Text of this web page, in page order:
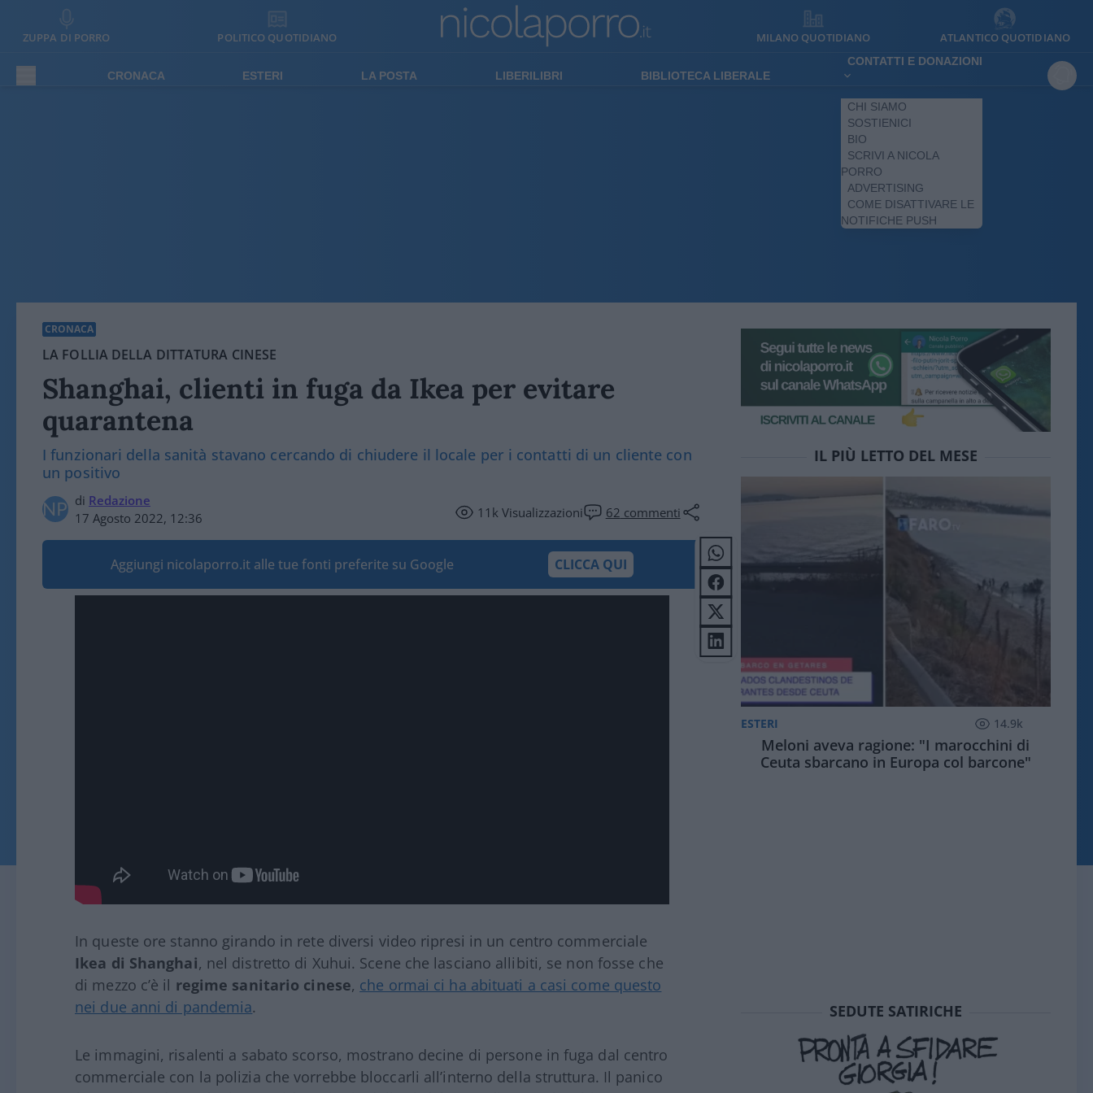
ZUPPA DI PORRO POLITICO QUOTIDIANO MILANO QUOTIDIANO ATLANTICO QUOTIDIANO
CRONACA ESTERI LA POSTA LIBERILIBRI BIBLIOTECA LIBERALE
CONTATTI E DONAZIONI
CHI SIAMO
SOSTIENICI
BIO
SCRIVI A NICOLA
PORRO
ADVERTISING
COME DISATTIVARE LE
NOTIFICHE PUSH
CRONACA
LA FOLLIA DELLA DITTATURA CINESE
Shanghai, clienti in fuga da Ikea per evitare
quarantena
I funzionari della sanità stavano cercando di chiudere il locale per i contatti di un cliente con
un positivo
di Redazione
17 Agosto 2022, 12:36
11kVisualizzazioni 62 commenti
Aggiungi nicolaporro.it alle tue fonti preferite su Google CLICCA QUI
In queste ore stanno girando in rete diversi video ripresi in un centro commerciale
Ikea di Shanghai, nel distretto di Xuhui. Scene che lasciano allibiti, se non fosse che
di mezzo c’è il regime sanitario cinese, che ormai ci ha abituati a casi come questo
nei due anni di pandemia.
Le immagini, risalenti a sabato scorso, mostrano decine di persone in fuga dal centro
commerciale con la polizia che vorrebbe bloccarli all’interno della struttura. Il panico
IL PIÙ LETTO DEL MESE
ESTERI 14.9k
Meloni aveva ragione: "I marocchini di
Ceuta sbarcano in Europa col barcone"
SEDUTE SATIRICHE